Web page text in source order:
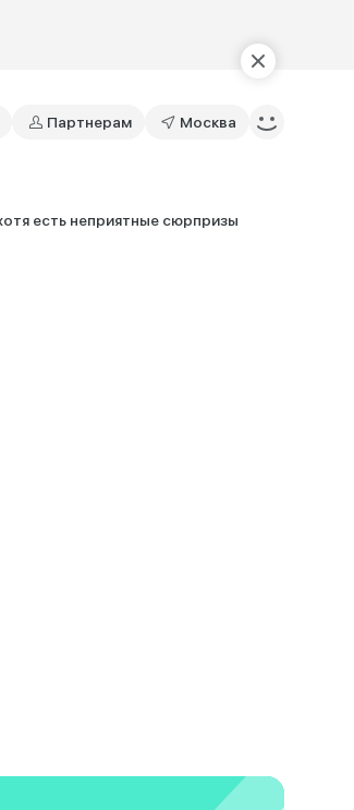
Партнерам Москва
есть неприятные сюрпризы